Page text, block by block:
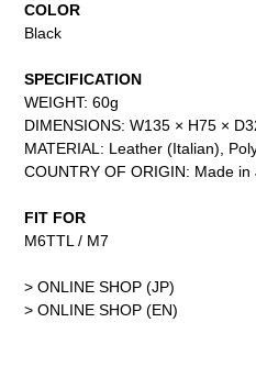
COLOR
Black
SPECIFICATION
WEIGHT: 60g
DIMENSIONS: W135 × H75 ×
MATERIAL: Leather (Italian),
COUNTRY OF ORIGIN: Made in
FIT FOR
M6TTL / M7
> ONLINE SHOP (JP)
> ONLINE SHOP (EN)